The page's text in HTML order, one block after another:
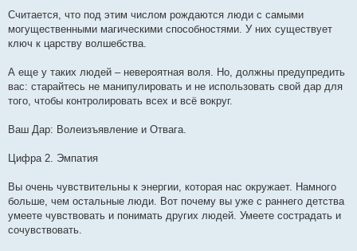
Считается, что под этим числом рождаются люди с самыми
могущественными магическими способностями. У них существует
ключ к царству волшебства.
А еще у таких людей – невероятная воля. Но, должны предупредить
вас: старайтесь не манипулировать и не использовать свой дар для
того, чтобы контролировать всех и всё вокруг.
Ваш Дар: Волеизъявление и Отвага.
Цифра 2. Эмпатия
Вы очень чувствительны к энергии, которая нас окружает. Намного
больше, чем остальные люди. Вот почему вы уже с раннего детства
умеете чувствовать и понимать других людей. Умеете сострадать и
сочувствовать.